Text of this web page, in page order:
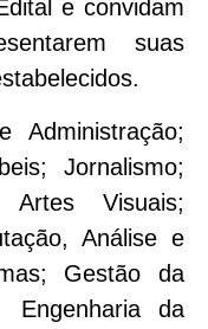
e convidam
suas
Jornalismo;
Artes Visuais;
Análise e
Gestão da
Engenharia da